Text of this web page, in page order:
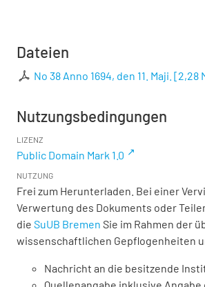
Dateien
No 38 Anno 1694, den 11. Maji. [2,28
Nutzungsbedingungen
LIZENZ
Public Domain Mark 1.0
NUTZUNG
Frei zum Herunterladen. Bei einer
Verwertung des Dokuments oder
die SuUB Bremen Sie im Rahmen der
wissenschaftlichen Gepflogenheiten
Nachricht an die besitzende